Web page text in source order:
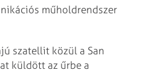
műholdrendszer
szatellit közül a San
küldött az űrbe a